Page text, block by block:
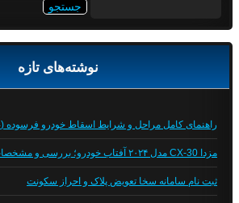
نوشته‌های تازه
راهنمای کامل مراحل و شرایط اسقاط خودرو فرسوده (14 مرداد 1405)
مزدا CX-30 مدل ۲۰۲۴ آفتاب خودرو؛ بررسی و مشخصات فنی
ثبت نام سامانه سخا تعویض پلاک و احراز سکونت